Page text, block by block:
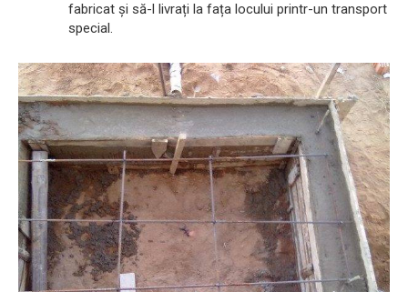
fabricat și să-l livrați la fața locului printr-un transport
special.